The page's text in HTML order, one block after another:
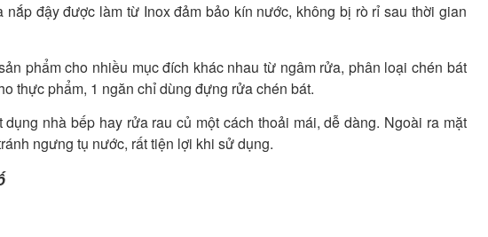
đậy được làm từ Inox đảm bảo kín nước, không bị rò rỉ sau thời gian
phẩm cho nhiều mục đích khác nhau từ ngâm rửa, phân loại chén bát
thực phẩm, 1 ngăn chỉ dùng đựng rửa chén bát.
nhà bếp hay rửa rau củ một cách thoải mái, dễ dàng. Ngoài ra mặt
ngưng tụ nước, rất tiện lợi khi sử dụng.